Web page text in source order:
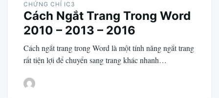
CHỨNG CHỈ IC3
Cách Ngắt Trang Trong Word
2010 – 2013 – 2016
Cách ngắt trang trong Word là một tính năng ngắt trang
rất tiện lợi để chuyển sang trang khác nhanh…